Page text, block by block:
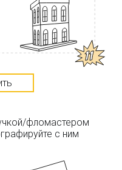
фломастером
с ним